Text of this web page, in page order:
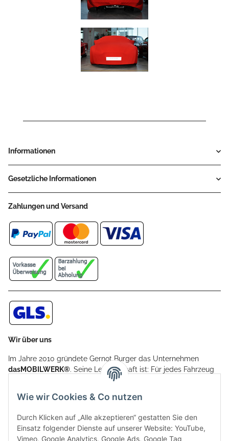
Informationen
Gesetzliche Informationen
Zahlungen und Versand
Wir über uns
Im Jahre 2010 gründete Gernot Burger das Unternehmen
dasMOBILWERK®. Seine Leidenschaft ist: Für jedes Fahrzeug
ein Car Cover anzubieten - passgenau und individuell.
Aufgrund der vielen positiven Kundenrückmeldungen kamen
weitere Produkte, wie Reifenschuhe, Hardtopständer hinzu.
Seine Reifenschoner werden in Deutschland produziert und
sind mit hochwertigen Techniken und Materialien gefertigt.
Wie wir Cookies & Co nutzen
Durch Klicken auf „Alle akzeptieren“ gestatten Sie den
Einsatz folgender Dienste auf unserer Website: YouTube,
Vimeo, Google Analytics, Google Ads, Google Tag